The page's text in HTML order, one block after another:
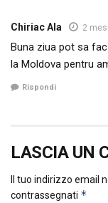
Chiriac Ala 2
Buna ziua pot sa
la Moldova pentru
Rispondi
LASCIA UN
Il tuo indirizzo email
contrassegnati *